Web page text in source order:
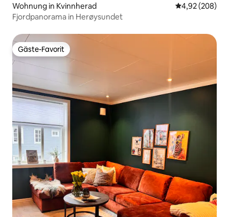
Wohnung in Kvinnherad
4,92 (208)
Fjordpanorama in Herøysundet
Gäste-Favorit
Gäste-Favorit